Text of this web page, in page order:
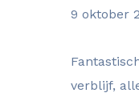
9 oktober
verblijf,